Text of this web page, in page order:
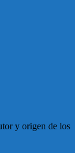
y origen de los